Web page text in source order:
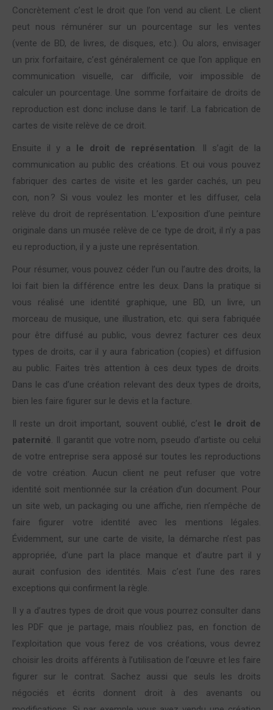
Concrètement c’est le droit que l’on vend au client. Le client
peut nous rémunérer sur un pourcentage sur les ventes
(vente de BD, de livres, de disques, etc.). Ou alors, envisager
un prix forfaitaire, c’est généralement ce que l’on applique en
communication visuelle, car difficile, voir impossible de
calculer un pourcentage. Une somme forfaitaire de droits de
reproduction est donc incluse dans le tarif. La fabrication de
cartes de visite relève de ce droit.
Ensuite il y a le droit de représentation. Il s’agit de la
communication au public des créations. Et oui vous pouvez
fabriquer des cartes de visite et les garder cachés, un peu
con, non ? Si vous voulez les monter et les diffuser, cela
relève du droit de représentation. L’exposition d’une peinture
originale dans un musée relève de ce type de droit, il n’y a pas
eu reproduction, il y a juste une représentation.
Pour résumer, vous pouvez céder l’un ou l’autre des droits, la
loi fait bien la différence entre les deux. Dans la pratique si
vous réalisé une identité graphique, une BD, un livre, un
morceau de musique, une illustration, etc. qui sera fabriquée
pour être diffusé au public, vous devrez facturer ces deux
types de droits, car il y aura fabrication (copies) et diffusion
au public. Faites très attention à ces deux types de droits.
Dans le cas d’une création relevant des deux types de droits,
bien les faire figurer sur le devis et la facture.
Il reste un droit important, souvent oublié, c’est le droit de
paternité. Il garantit que votre nom, pseudo d’artiste ou celui
de votre entreprise sera apposé sur toutes les reproductions
de votre création. Aucun client ne peut refuser que votre
identité soit mentionnée sur la création d’un document. Pour
un site web, un packaging ou une affiche, rien n’empêche de
faire figurer votre identité avec les mentions légales.
Évidemment, sur une carte de visite, la démarche n’est pas
appropriée, d’une part la place manque et d’autre part il y
aurait confusion des identités. Mais c’est l’une des rares
exceptions qui confirment la règle.
Il y a d’autres types de droit que vous pourrez consulter dans
les PDF que je partage, mais n’oubliez pas, en fonction de
l’exploitation que vous ferez de vos créations, vous devrez
choisir les droits afférents à l’utilisation de l’œuvre et les faire
figurer sur le contrat. Sachez aussi que seuls les droits
négociés et écrits donnent droit à des avenants ou